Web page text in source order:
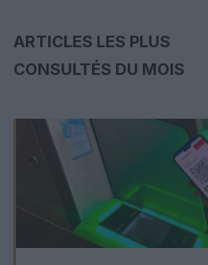
ARTICLES LES PLUS
CONSULTÉS DU MOIS